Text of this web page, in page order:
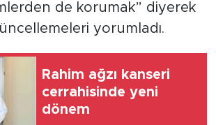
de korumak” diyerek
yorumladı.
Rahim ağzı kanseri
cerrahisinde yeni
dönem